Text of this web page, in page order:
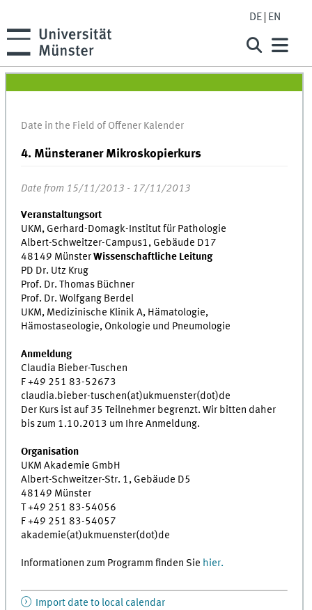
DE EN
Date in the Field of Offener Kalender
4. Münsteraner Mikroskopierkurs
Date from 15/11/2013 - 17/11/2013
Veranstaltungsort
UKM, Gerhard-Domagk-Institut für Pathologie
Albert-Schweitzer-Campus1, Gebäude D17
48149 MünsterWissenschaftliche Leitung
PD Dr. Utz Krug
Prof. Dr. Thomas Büchner
Prof. Dr. Wolfgang Berdel
UKM, Medizinische Klinik A, Hämatologie,
Hämostaseologie, Onkologie und Pneumologie
Anmeldung
Claudia Bieber-Tuschen
F +49 251 83-52673
claudia.bieber-tuschen(at)ukmuenster(dot)de
Der Kurs ist auf 35 Teilnehmer begrenzt. Wir bitten daher
bis zum 1.10.2013 um Ihre Anmeldung.
Organisation
UKM Akademie GmbH
Albert-Schweitzer-Str. 1, Gebäude D5
48149 Münster
T +49 251 83-54056
F +49 251 83-54057
akademie(at)ukmuenster(dot)de
Informationen zum Programm finden Sie hier.
Import date to local calendar